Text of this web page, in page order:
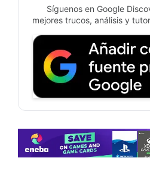
Síguenos en Google
mejores trucos, análisis y